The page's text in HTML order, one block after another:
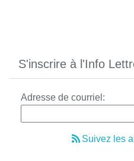
S'inscrire à l'Info
Adresse de courriel:
Suivez les